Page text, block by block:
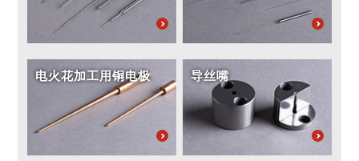
电火花加工用铜电极 导丝嘴